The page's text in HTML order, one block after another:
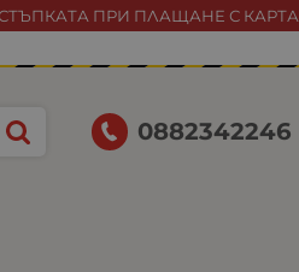
ПРИ ПЛАЩАНЕ С КАРТА
0882342246